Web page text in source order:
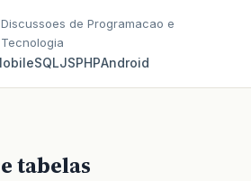
Discussoes de Programacao e
Tecnologia
SQLJSPHPAndroid
tabelas